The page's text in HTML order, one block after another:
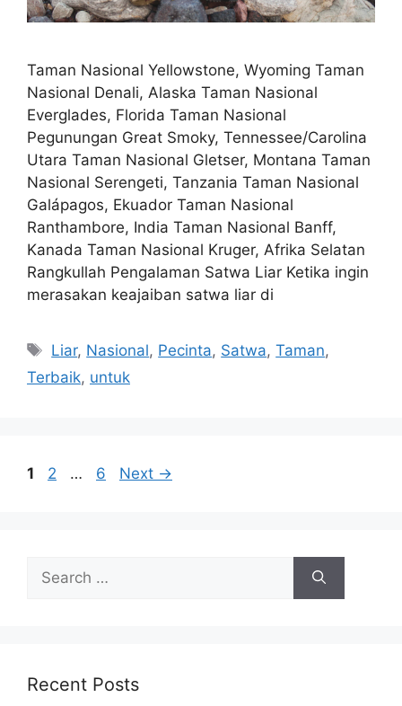
Taman Nasional Yellowstone, Wyoming Taman
Nasional Denali, Alaska Taman Nasional
Everglades, Florida Taman Nasional
Pegunungan Great Smoky, Tennessee/Carolina
Utara Taman Nasional Gletser, Montana Taman
Nasional Serengeti, Tanzania Taman Nasional
Galápagos, Ekuador Taman Nasional
Ranthambore, India Taman Nasional Banff,
Kanada Taman Nasional Kruger, Afrika Selatan
Rangkullah Pengalaman Satwa Liar Ketika ingin
merasakan keajaiban satwa liar di
Tags
Liar, Nasional, Pecinta, Satwa,Taman,
Terbaik, untuk
Page
1 Page
2 … Page
6 Next →
for:
Recent Posts